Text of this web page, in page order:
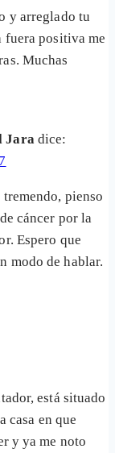
y arreglado tu
fuera positiva me
Muchas
Jara dice:
tremendo, pienso
cáncer por la
Espero que
modo de hablar.
está situado
casa en que
y ya me noto